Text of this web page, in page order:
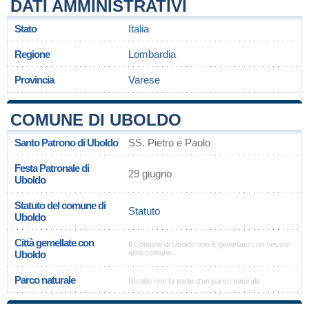
DATI AMMINISTRATIVI
Stato Italia
Regione Lombardia
Provincia Varese
COMUNE DI UBOLDO
Santo Patrono di Uboldo SS. Pietro e Paolo
Festa Patronale di
Uboldo
29 giugno
Statuto del comune di
Uboldo
Statuto
Città gemellate con
Uboldo
Il Comune di Uboldo non è gemellato con nessun
altro comune.
Parco naturale Uboldo non fa parte d'un parco naturale